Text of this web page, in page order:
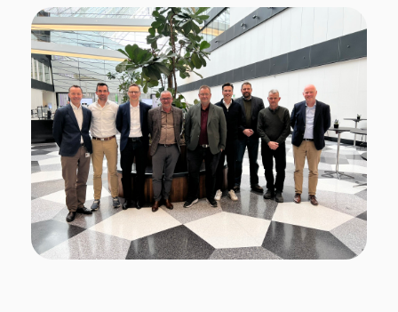
Om os
Nyheder
Arrangementer
Medlemmer
Bestyrelse
Kontakt